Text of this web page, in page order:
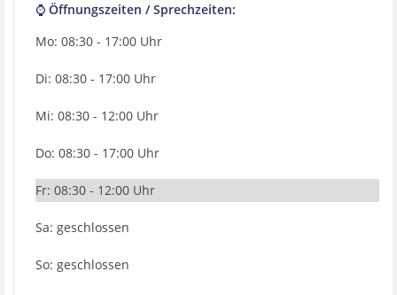
⌚ Öffnungszeiten / Sprechzeiten:
Mo: 08:30 - 17:00 Uhr
Di: 08:30 - 17:00 Uhr
Mi: 08:30 - 12:00 Uhr
Do: 08:30 - 17:00 Uhr
Fr: 08:30 - 12:00 Uhr
Sa: geschlossen
So: geschlossen